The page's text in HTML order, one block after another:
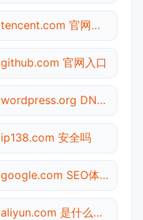
tencent.com 官网入口
github.com 官网入口
wordpress.org DNS解析
ip138.com 安全吗
google.com SEO体检
aliyun.com 是什么网站